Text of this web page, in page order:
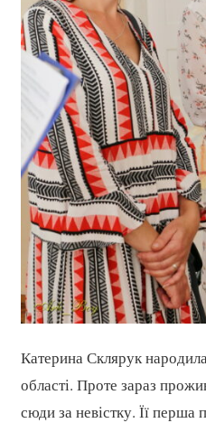
Катерина Склярук
області. Проте зараз
сюди за невістку. Її перша